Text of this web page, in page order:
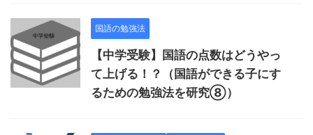
国語の勉強法
【中学受験】国語の点数はどうやっ
て上げる！？（国語ができる子にす
るための勉強法を研究⑧）